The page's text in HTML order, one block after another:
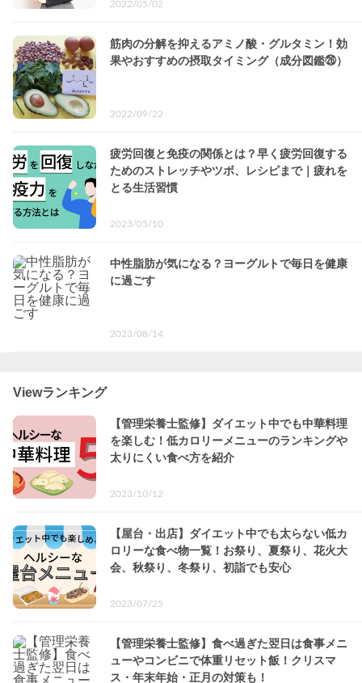
2022/05/02
筋肉の分解を抑えるアミノ酸・グルタミン！効
果やおすすめの摂取タイミング（成分図鑑㉖）
2022/09/22
疲労回復と免疫の関係とは？早く疲労回復する
ためのストレッチやツボ、レシピまで｜疲れを
とる生活習慣
2023/05/10
中性脂肪が気になる？ヨーグルトで毎日を健康
に過ごす
2023/08/14
Viewランキング
【管理栄養士監修】ダイエット中でも中華料理
を楽しむ！低カロリーメニューのランキングや
太りにくい食べ方を紹介
2023/10/12
【屋台・出店】ダイエット中でも太らない低カ
ロリーな食べ物一覧！お祭り、夏祭り、花火大
会、秋祭り、冬祭り、初詣でも安心
2023/07/25
【管理栄養士監修】食べ過ぎた翌日は食事メニ
ューやコンビニで体重リセット飯！クリスマ
ス・年末年始・正月の対策も！